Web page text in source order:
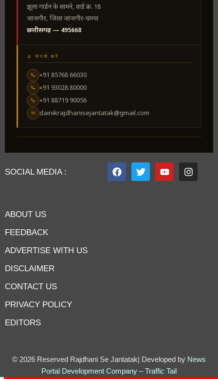
झूला गार्डन के सामने, वार्ड क्र. 18
जांजगीर, जिला जांजगीर-चाम्पा
छत्तीसगढ़ — 495668
📡 संपर्क करें
📞 +91 85768 66030
📞 +91 93028 80000
📞 +91 88719 90056
✉ dainikrajdhanisejantatak@gmail.com
SOCIAL MEDIA :
ABOUT US
FEEDBACK
ADVERTISE WITH US
DISCLAIMER
CONTACT US
PRIVACY POLICY
EDITORS
© 2026 Reserved Rajdhani Se Jantatak| Developed by News
Portal Development Company –Traffic Tail